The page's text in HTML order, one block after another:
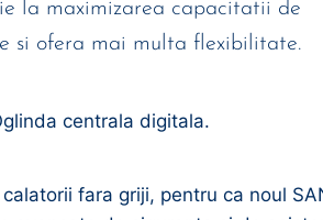
la maximizarea capacitatii de
si ofera mai multa flexibilitate.